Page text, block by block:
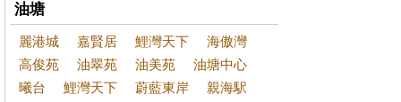
油塘
麗港城 嘉賢居 鯉灣天下
海傲灣
高俊苑
油翠苑 油美苑
油塘中心
曦台
鯉灣天下 蔚藍東岸
親海駅